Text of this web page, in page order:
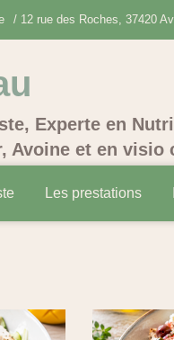
/ 12 rue des Roches, 37420
Experte en
Avoine et en visio
Les prestations